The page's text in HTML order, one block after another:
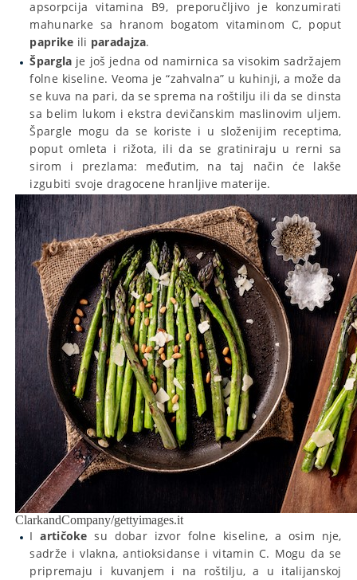
apsorpcija vitamina B9, preporučljivo je konzumirati
mahunarke sa hranom bogatom vitaminom C, poput
paprike ili paradajza.
Špargla je još jedna od namirnica sa visokim sadržajem
folne kiseline. Veoma je “zahvalna” u kuhinji, a može da
se kuva na pari, da se sprema na roštilju ili da se dinsta
sa belim lukom i ekstra devičanskim maslinovim uljem.
Špargle mogu da se koriste i u složenijim receptima,
poput omleta i rižota, ili da se gratiniraju u rerni sa
sirom i prezlama: međutim, na taj način će lakše
izgubiti svoje dragocene hranljive materije.
ClarkandCompany/gettyimages.it
Iartičoke su dobar izvor folne kiseline, a osim nje,
sadrže i vlakna, antioksidanse i vitamin C. Mogu da se
pripremaju i kuvanjem i na roštilju, a u italijanskoj